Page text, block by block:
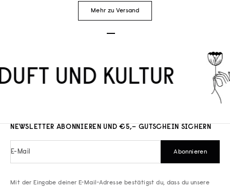
Mehr zu Versand
UND KULTUR
NEWSLETTER ABONNIEREN UND €5,– GUTSCHEIN SICHERN
E-Mail Abonnieren
Mit der Eingabe deiner E-Mail-Adresse bestätigst du, dass du unsere